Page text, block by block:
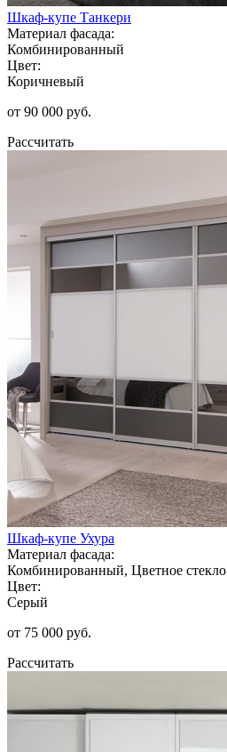
Шкаф-купе Танкери
Материал фасада:
Комбинированный
Цвет:
Коричневый
от 90 000 руб.
Рассчитать
Шкаф-купе Ухура
Материал фасада:
Комбинированный, Цветное стекло
Цвет:
Серый
от 75 000 руб.
Рассчитать